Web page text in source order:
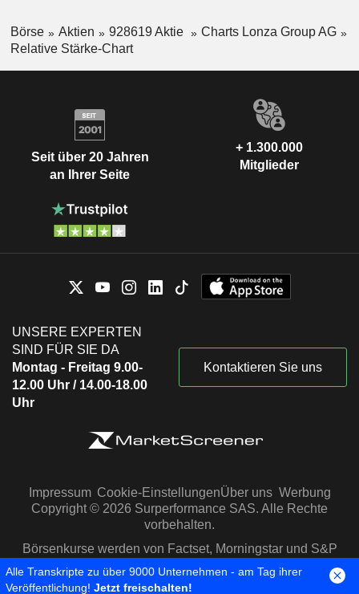
Börse Aktien 928619 Aktie
Charts Lonza Group AG
Relative Stärke-Chart
Seit über 20 Jahren
an Ihrer Seite
+ 1.300.000
Mitglieder
UNSERE EXPERTEN
SIND FÜR SIE DA
Montag - Freitag 9.00-
12.00 Uhr / 14.00-18.00
Uhr
Kontaktieren Sie uns
Impressum Cookie-EinstellungenÜber uns Werbung
Copyright © 2026 Surperformance SAS. Alle Rechte
vorbehalten.
Börsenkurse werden von Factset, Morningstar und S&P
Capital IQ zur Verfügung gestellt
Alle Transkripte zu über 9000 Unternehmen - am Tag ihrer
Veröffentlichung! Jetzt freischalten!